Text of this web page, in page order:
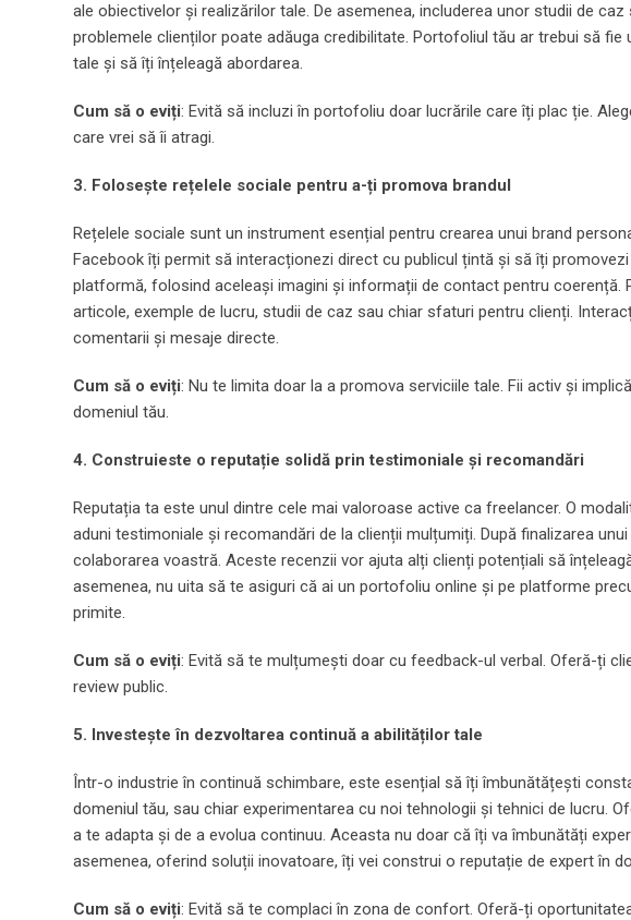
ale obiectivelor și realizărilor tale. De asemenea, includerea unor studii de
problemele clienților poate adăuga credibilitate. Portofoliul tău ar trebui să
tale și să îți înțeleagă abordarea.
Cum să o eviți: Evită să incluzi în portofoliu doar lucrările care îți plac ție.
care vrei să îi atragi.
3. Folosește rețelele sociale pentru a-ți promova brandul
Rețelele sociale sunt un instrument esențial pentru crearea unui brand
Facebook îți permit să interacționezi direct cu publicul țintă și să îți
platformă, folosind aceleași imagini și informații de contact pentru coerență.
articole, exemple de lucru, studii de caz sau chiar sfaturi pentru clienți.
comentarii și mesaje directe.
Cum să o eviți: Nu te limita doar la a promova serviciile tale. Fii activ și
domeniul tău.
4. Construieste o reputație solidă prin testimoniale și recomandări
Reputația ta este unul dintre cele mai valoroase active ca freelancer. O
aduni testimoniale și recomandări de la clienții mulțumiți. După finalizarea
colaborarea voastră. Aceste recenzii vor ajuta alți clienți potențiali să
asemenea, nu uita să te asiguri că ai un portofoliu online și pe platforme
primite.
Cum să o eviți: Evită să te mulțumești doar cu feedback-ul verbal. Oferă-ți
review public.
5. Investește în dezvoltarea continuă a abilităților tale
Într-o industrie în continuă schimbare, este esențial să îți îmbunătățești
domeniul tău, sau chiar experimentarea cu noi tehnologii și tehnici de lucru.
a te adapta și de a evolua continuu. Aceasta nu doar că îți va îmbunătăți
asemenea, oferind soluții inovatoare, îți vei construi o reputație de expert în
Cum să o eviți: Evită să te complaci în zona de confort. Oferă-ți